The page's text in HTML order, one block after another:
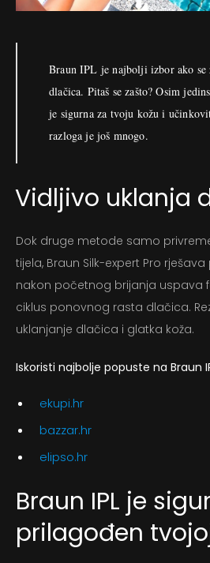
Početna
Stoljeće dobrog
Proizvodi za nju
Proizvodi za
Priče
Braun IPL je najbolji izbor ako
dlačica. Pitaš se zašto? Osim
je sigurna za tvoju kožu i
razloga je još mnogo.
Vidljivo uklanja
Dok druge metode samo
tijela, Braun Silk-expert Pro
nakon početnog brijanja uspava
ciklus ponovnog rasta dlačica.
uklanjanje dlačica i glatka koža.
Iskoristi najbolje popuste na Braun
ekupi.hr
bazzar.hr
elipso.hr
Braun IPL je
prilagođen